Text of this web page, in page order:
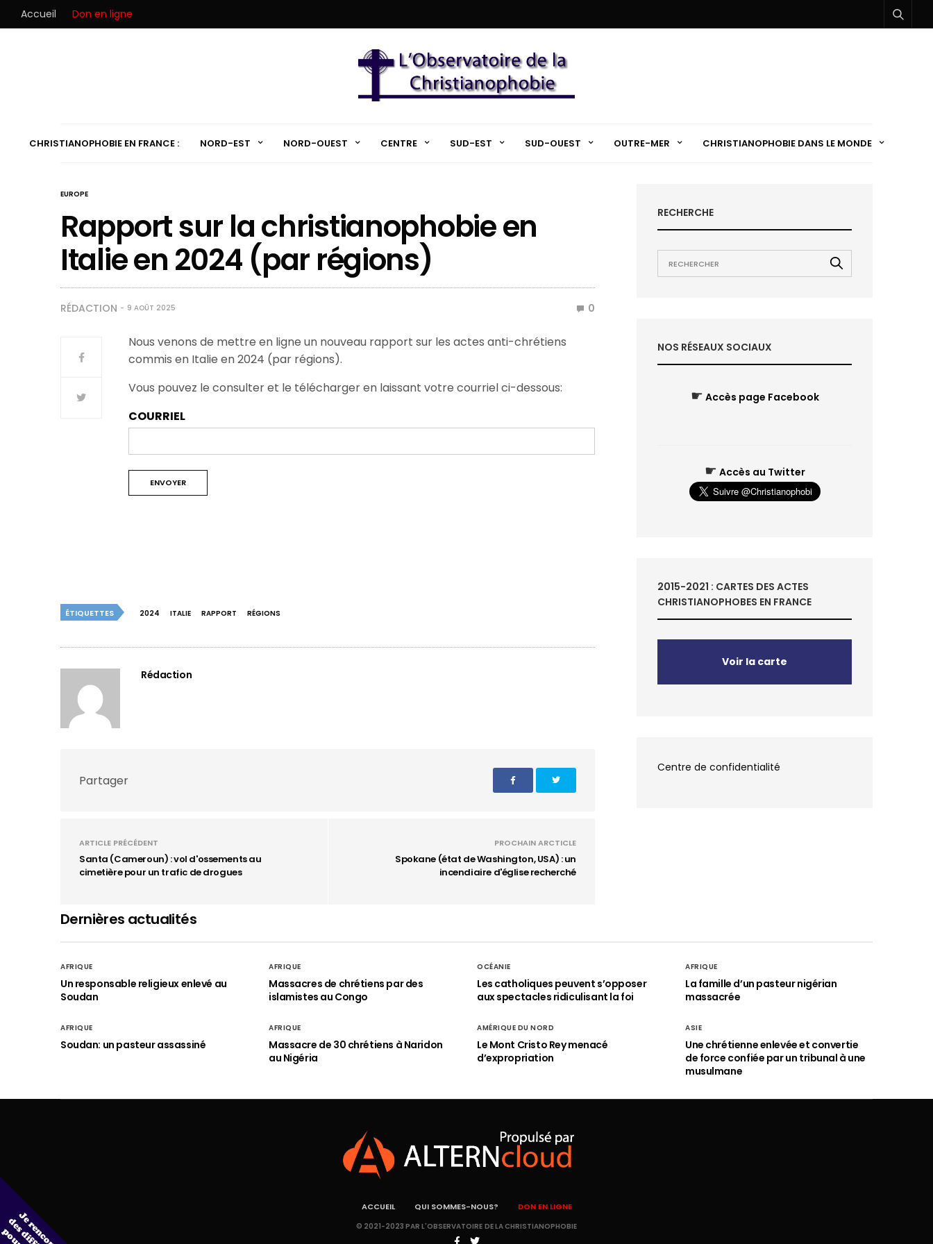
Accueil Don en ligne
CHRISTIANOPHOBIE EN FRANCE : NORD-EST NORD-OUEST CENTRE SUD-EST SUD-OUEST OUTRE-MER CHRISTIANOPHOBIE DANS LE MONDE
EUROPE
Rapport sur la christianophobie en
Italie en 2024 (par régions)
RÉDACTION 9 AOÛT 2025 0
Nous venons de mettre en ligne un nouveau rapport sur les actes anti-chrétiens
commis en Italie en 2024 (par régions).
Vous pouvez le consulter et le télécharger en laissant votre courriel ci-dessous:
COURRIEL
ÉTIQUETTES 2024 ITALIE RAPPORT RÉGIONS
Rédaction
Partager
ARTICLE PRÉCÉDENT
Santa (Cameroun) : vol d'ossements au
cimetière pour un trafic de drogues
PROCHAIN ARCTICLE
Spokane (état de Washington, USA) : un
incendiaire d'église recherché
RECHERCHE
NOS RÉSEAUX SOCIAUX
☛ Accès page Facebook
☛ Accès au Twitter
2015-2021 : CARTES DES ACTES
CHRISTIANOPHOBES EN FRANCE
Voir la carte
Centre de confidentialité
Dernières actualités
AFRIQUE
Un responsable religieux enlevé au
Soudan
AFRIQUE
Massacres de chrétiens par des
islamistes au Congo
OCÉANIE
Les catholiques peuvent s’opposer
aux spectacles ridiculisant la foi
AFRIQUE
La famille d’un pasteur nigérian
massacrée
AFRIQUE
Soudan: un pasteur assassiné
AFRIQUE
Massacre de 30 chrétiens à Naridon
au Nigéria
AMÉRIQUE DU NORD
Le Mont Cristo Rey menacé
d’expropriation
ASIE
Une chrétienne enlevée et convertie
de force confiée par un tribunal à une
musulmane
ACCUEIL QUI SOMMES-NOUS? DON EN LIGNE
© 2021-2023 PAR L'OBSERVATOIRE DE LA CHRISTIANOPHOBIE